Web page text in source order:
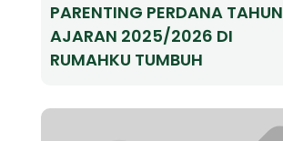
PARENTING PERDANA TAHUN
AJARAN 2025/2026 DI
RUMAHKU TUMBUH